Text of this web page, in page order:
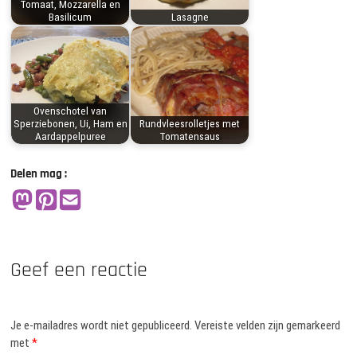
Tomaat, Mozzarella en
Basilicum
Lasagne
Ovenschotel van
Sperziebonen, Ui, Ham en
Aardappelpuree
Rundvleesrolletjes met
Tomatensaus
Delen mag :
Geef een reactie
Je e-mailadres wordt niet gepubliceerd. Vereiste velden zijn gemarkeerd
met*